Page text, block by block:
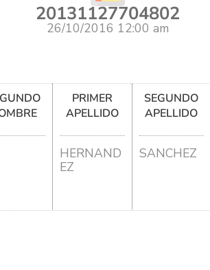
20131127704802
26/10/2016 12:00 am
PRIMER
APELLIDO
HERNAND
EZ
SEGUNDO
APELLIDO
SANCHEZ